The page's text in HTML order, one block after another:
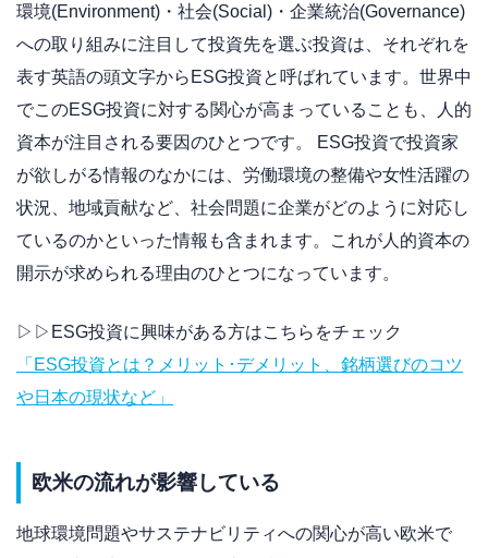
環境(Environment)・社会(Social)・企業統治(Governance)
への取り組みに注目して投資先を選ぶ投資は、それぞれを
表す英語の頭文字からESG投資と呼ばれています。世界中
でこのESG投資に対する関心が高まっていることも、人的
資本が注目される要因のひとつです。 ESG投資で投資家
が欲しがる情報のなかには、労働環境の整備や女性活躍の
状況、地域貢献など、社会問題に企業がどのように対応し
ているのかといった情報も含まれます。これが人的資本の
開示が求められる理由のひとつになっています。
▷▷ESG投資に興味がある方はこちらをチェック
「ESG投資とは？メリット･デメリット、銘柄選びのコツ
や日本の現状など」
欧米の流れが影響している
地球環境問題やサステナビリティへの関心が高い欧米で